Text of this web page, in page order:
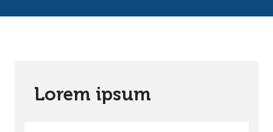
Lorem ipsum